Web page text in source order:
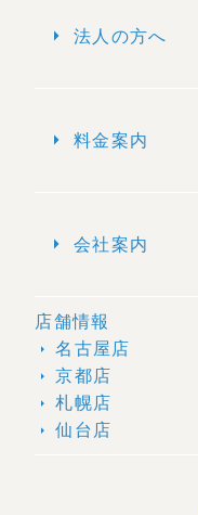
arrow_right 法人の方へ
arrow_right 料金案内
arrow_right 会社案内
店舗情報
arrow_right 名古屋店
arrow_right 京都店
arrow_right 札幌店
arrow_right 仙台店